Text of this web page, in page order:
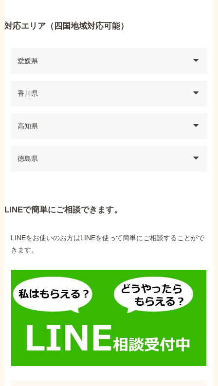
対応エリア（四国地域対応可能）
愛媛県
香川県
高知県
徳島県
LINEで簡単にご相談できます。
LINEをお使いのお方はLINEを使って簡単にご相談することがで
きます。